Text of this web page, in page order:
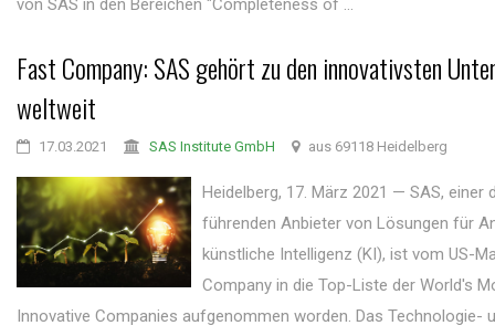
von SAS in den Bereichen "Completeness of ...
Fast Company: SAS gehört zu den innovativsten
weltweit
17.03.2021 SAS Institute GmbH aus 69118 Heidelberg
Heidelberg, 17. März 2021 — SAS, einer
führenden Anbieter von Lösungen für
künstliche Intelligenz (KI), ist vom US-
Company in die Top-Liste der World's
Innovative Companies aufgenommen worden. Das Technologie-